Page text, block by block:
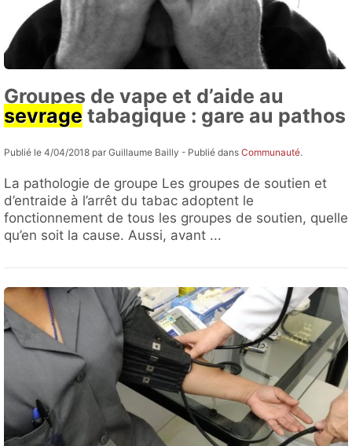
Groupes de vape et d’aide au
sevrage tabagique : gare au pathos
Publié le 4/04/2018 par Guillaume Bailly - Publié dans Communauté.
La pathologie de groupe Les groupes de soutien et
d’entraide à l’arrêt du tabac adoptent le
fonctionnement de tous les groupes de soutien, quelle
qu’en soit la cause. Aussi, avant ...